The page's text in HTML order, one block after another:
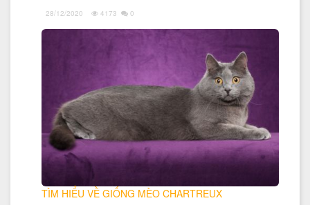
28/12/2020 4173 0
TÌM HIỂU VỀ GIỐNG MÈO CHARTREUX